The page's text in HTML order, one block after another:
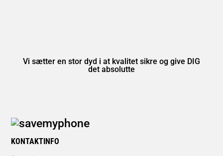
Vi sætter en stor dyd i at kvalitet sikre og give DIG
det absolutte
KONTAKTINFO